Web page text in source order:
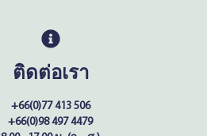
ติดต่อเรา
+66(0)77 413 506
+66(0)98 497 4479